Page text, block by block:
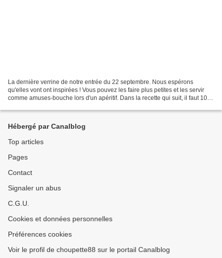
La dernière verrine de notre entrée du 22 septembre. Nous espérons
qu'elles vont ont inspirées ! Vous pouvez les faire plus petites et les servir
comme amuses-bouche lors d'un apéritif. Dans la recette qui suit, il faut 10cl
Hébergé par Canalblog
Top articles
Pages
Contact
Signaler un abus
C.G.U.
Cookies et données personnelles
Préférences cookies
Voir le profil de choupette88 sur le portail Canalblog